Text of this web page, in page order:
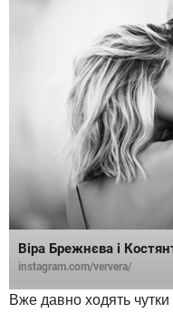
Віра Брежнєва і
instagram.com/ververa/
Вже давно ходять